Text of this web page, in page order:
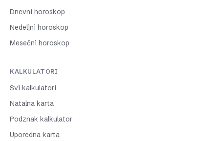
Dnevni horoskop
Nedeljni horoskop
Mesečni horoskop
KALKULATORI
Svi kalkulatori
Natalna karta
Podznak kalkulator
Uporedna karta